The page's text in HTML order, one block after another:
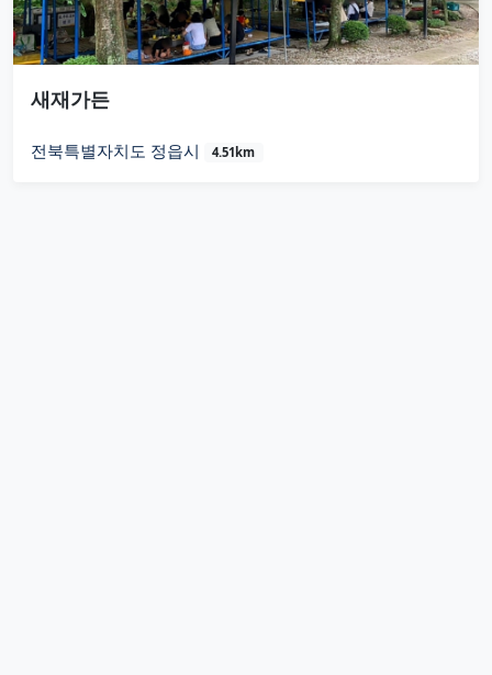
새재가든
전북특별자치도 정읍시 4.51km